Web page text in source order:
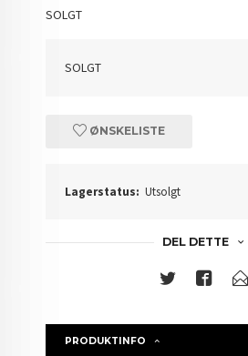
SOLGT
SOLGT
ØNSKELISTE
Lagerstatus: Utsolgt
DEL DETTE
PRODUKTINFO